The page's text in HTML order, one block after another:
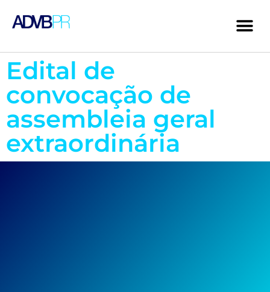
Edital de
convocação de
assembleia geral
extraordinária